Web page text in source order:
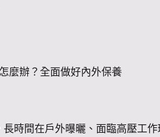
麼辦？全面做好內外保養
時間在戶外曝曬、面臨高壓工